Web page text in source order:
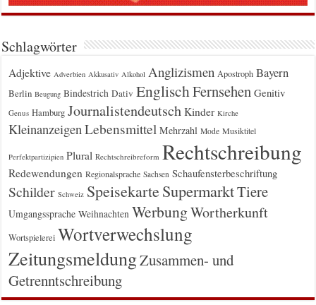
Schlagwörter
Adjektive Adverbien Akkusativ Alkohol Anglizismen Apostroph Bayern
Berlin Beugung Bindestrich Dativ EnglischFernsehen Genitiv
Genus Hamburg Journalistendeutsch Kinder Kirche
Kleinanzeigen Lebensmittel Mehrzahl Mode Musiktitel
Perfektpartizipien Plural Rechtschreibreform Rechtschreibung
Redewendungen Regionalsprache Sachsen Schaufensterbeschriftung
Schilder Schweiz Speisekarte SupermarktTiere
Umgangssprache Weihnachten WerbungWortherkunft
Wortspielerei Wortverwechslung
ZeitungsmeldungZusammen- und
Getrenntschreibung